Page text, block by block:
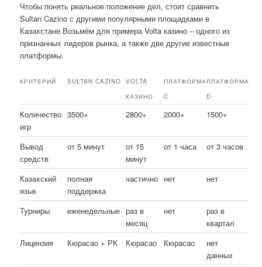
Чтобы понять реальное положение дел, стоит сравнить
Sultan Cazino с другими популярными площадками в
Казахстане.Возьмём для примера Volta казино – одного из
признанных лидеров рынка, а также две другие известные
платформы.
КРИТЕРИЙ SULTAN CAZINO
VOLTA
КАЗИНО
ПЛАТФОРМА
C
ПЛАТФОРМА
D
Количество
игр
3500+ 2800+ 2000+ 1500+
Вывод
средств
от 5 минут
от 15
минут
от 1 часа от 3 часов
Казахский
язык
полная
поддержка
частично нет нет
Турниры еженедельные раз в
месяц
нет
раз в
квартал
Лицензия
Кюрасао + РК Кюрасао Кюрасао
нет
данных